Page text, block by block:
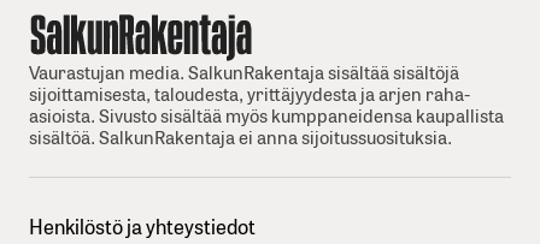
Vaurastujan media. SalkunRakentaja sisältää sisältöjä
sijoittamisesta, taloudesta, yrittäjyydesta ja arjen raha-
asioista. Sivusto sisältää myös kumppaneidensa kaupallista
sisältöä. SalkunRakentaja ei anna sijoitussuosituksia.
Henkilöstö ja yhteystiedot